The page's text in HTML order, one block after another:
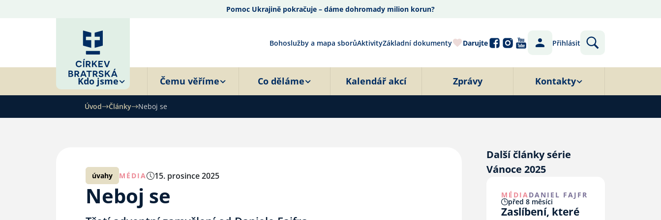
Pomoc Ukrajině pokračuje – dáme dohromady milion korun?
Bohoslužby a mapa sborůAktivityZákladní dokumenty Darujte Přihlásit
Kdo jsme Čemu věříme Co děláme Kalendář akcí Zprávy Kontakty
Úvod Články Neboj se
úvahy MÉDIA 15. prosince 2025
Neboj se
Další články série
Vánoce 2025
MÉDIADANIEL FAJFR
před 8 měsíci
Zaslíbení, které